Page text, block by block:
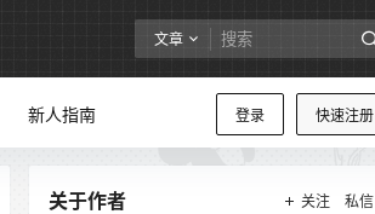
文章
登录 快速注册
新人指南
关于作者 关注 私信